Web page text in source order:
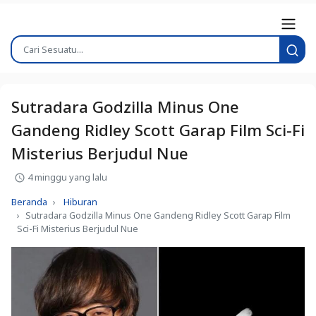
Sutradara Godzilla Minus One
Gandeng Ridley Scott Garap Film Sci-Fi
Misterius Berjudul Nue
4 minggu yang lalu
Beranda
Hiburan
Sutradara Godzilla Minus One Gandeng Ridley Scott Garap Film
Sci-Fi Misterius Berjudul Nue